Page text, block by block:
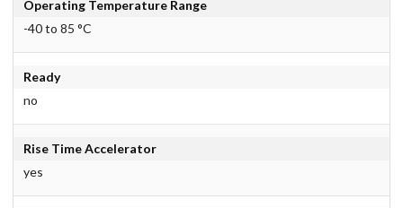
Operating Temperature Range
-40 to 85 °C
Ready
no
Rise Time Accelerator
yes